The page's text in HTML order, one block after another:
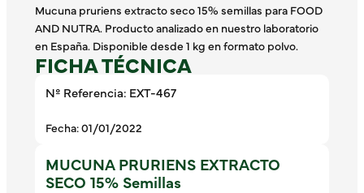
Mucuna pruriens extracto seco 15% semillas para FOOD
AND NUTRA. Producto analizado en nuestro laboratorio
en España. Disponible desde 1 kg en formato polvo.
FICHA TÉCNICA
Nº Referencia: EXT-467
Fecha: 01/01/2022
MUCUNA PRURIENS EXTRACTO
SECO 15% Semillas